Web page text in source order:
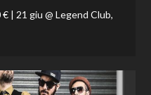
| 21 giu @ Legend Club,